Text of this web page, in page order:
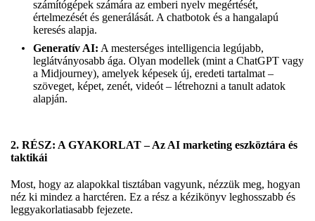
számítógépek számára az emberi nyelv megértését,
értelmezését és generálását. A chatbotok és a hangalapú
keresés alapja.
Generatív AI: A mesterséges intelligencia legújabb,
leglátványosabb ága. Olyan modellek (mint a ChatGPT vagy
a Midjourney), amelyek képesek új, eredeti tartalmat –
szöveget, képet, zenét, videót – létrehozni a tanult adatok
alapján.
2. RÉSZ: A GYAKORLAT – Az AI marketing eszköztára és
taktikái
Most, hogy az alapokkal tisztában vagyunk, nézzük meg, hogyan
néz ki mindez a harctéren. Ez a rész a kézikönyv leghosszabb és
leggyakorlatiasabb fejezete.